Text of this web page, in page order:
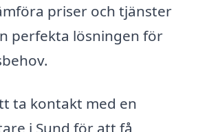
priser och tjänster
perfekta lösningen för
ta kontakt med en
i Sund för att få